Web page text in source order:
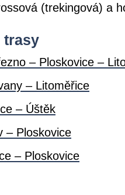
(trekingová) a
trasy
– Ploskovice –
– Litoměřice
– Úštěk
– Ploskovice
– Ploskovice